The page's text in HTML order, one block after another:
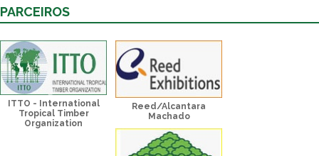
PARCEIROS
ITTO - International
Tropical Timber
Organization
Reed/Alcantara
Machado